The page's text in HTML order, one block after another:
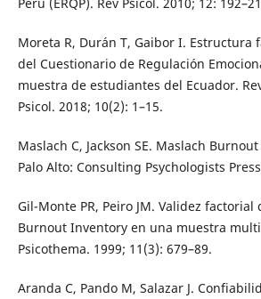
Moreta R, Durán T, Gaibor I. Estructura
del Cuestionario de Regulación
muestra de estudiantes del Ecuador.
Psicol. 2018; 10(2): 1–15.
Maslach C, Jackson SE. Maslach
Palo Alto: Consulting Psychologists
Gil-Monte PR, Peiro JM. Validez factorial
Burnout Inventory en una muestra
Psicothema. 1999; 11(3): 679–89.
Aranda C, Pando M, Salazar J.